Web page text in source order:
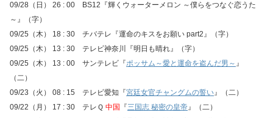
09/28（日） 26 : 00 BS12『輝くウォーターメロン ～僕らをつなぐ恋うた
～』（字）
09/25（木） 18 : 30 チバテレ『運命のキスをお願い part2』（字）
09/25（木） 13 : 30 テレビ神奈川『明日も晴れ』（字）
09/25（木） 13 : 00 サンテレビ『ポッサム～愛と運命を盗んだ男～ 』
（二）
09/23（火） 08 : 15 テレビ愛知『宮廷女官チャングムの誓い』（二）
09/22（月） 17 : 30 テレＱ 中国 『三国志 秘密の皇帝』（二）